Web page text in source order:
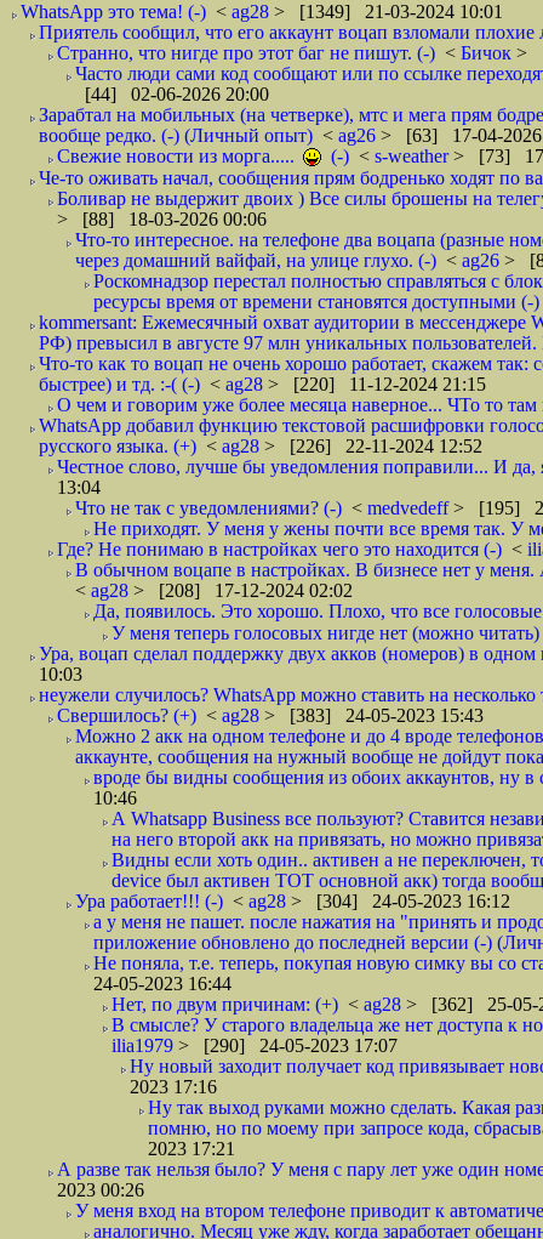
WhatsApp это тема! (-) < ag28 > [1349] 21-03-2024 10:01
Приятель сообщил, что его аккаунт воцап взломали
Странно, что нигде про этот баг не пишут. (-) < Бичок >
Часто люди сами код сообщают или по ссылке
[44] 02-06-2026 20:00
Зарабтал на мобильных (на четверке), мтс и мега прям
вообще редко. (-) (Личный опыт) < ag26 > [63] 17-04-2026
Свежие новости из морга.....
(-) < s-weather> [73] 17-
Че-то оживать начал, сообщения прям бодренько ходят по
Боливар не выдержит двоих ) Все силы брошены на
> [88] 18-03-2026 00:06
Что-то интересное. на телефоне два воцапа (разные
через домашний вайфай, на улице глухо. (-) < ag26 >
Роскомнадзор перестал полностью справляться с
ресурсы время от времени становятся доступными (-)
kommersant: Ежемесячный охват аудитории в
РФ) превысил в августе 97 млн уникальных
Что-то как то воцап не очень хорошо работает, скажем
быстрее) и тд. :-( (-) < ag28 > [220] 11-12-2024 21:15
О чем и говорим уже более месяца наверное... ЧТо то там
WhatsApp добавил функцию текстовой расшифровки
русского языка. (+) < ag28 > [226] 22-11-2024 12:52
Честное слово, лучше бы уведомления поправили... И
13:04
Что не так с уведомлениями? (-) < medvedeff> [195]
Не приходят. У меня у жены почти все время так. У
Где? Не понимаю в настройках чего это находится (-) <
В обычном воцапе в настройках. В бизнесе нет у
< ag28 > [208] 17-12-2024 02:02
Да, появилось. Это хорошо. Плохо, что все голосовые
У меня теперь голосовых нигде нет (можно читать)
Ура, воцап сделал поддержку двух акков (номеров) в одном
10:03
неужели случилось? WhatsApp можно ставить на
Свершилось? (+) < ag28 > [383] 24-05-2023 15:43
Можно 2 акк на одном телефоне и до 4 вроде
аккаунте, сообщения на нужный вообще не дойдут
вроде бы видны сообщения из обоих аккаунтов, ну
10:46
А Whatsapp Business все пользуют? Ставится
на него второй акк на привязать, но можно
Видны если хоть один.. активен а не переключен,
device был активен ТОТ основной акк) тогда
Ура работает!!! (-) < ag28 > [304] 24-05-2023 16:12
а у меня не пашет. после нажатия на "принять и
приложение обновлено до последней версии (-)
Не поняла, т.е. теперь, покупая новую симку вы со
24-05-2023 16:44
Нет, по двум причинам: (+) < ag28 > [362] 25-05-
В смысле? У старого владельца же нет доступа к
ilia1979 > [290] 24-05-2023 17:07
Ну новый заходит получает код привязывает
2023 17:16
Ну так выход руками можно сделать. Какая
помню, но по моему при запросе кода,
2023 17:21
А разве так нельзя было? У меня с пару лет уже один
2023 00:26
У меня вход на втором телефоне приводит к
аналогично. Месяц уже жду, когда заработает